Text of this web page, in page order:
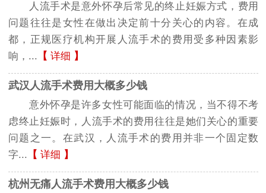
人流手术是意外怀孕后常见的终止妊娠方式，费用
问题往往是女性在做出决定前十分关心的内容。在成
都，正规医疗机构开展人流手术的费用受多种因素影
响，... 【 详细 】
武汉人流手术费用大概多少钱
意外怀孕是许多女性可能面临的情况，当不得不考
虑终止妊娠时，人流手术的费用往往是她们关心的重要
问题之一。在武汉，人流手术的费用并非一个固定数
字... 【 详细 】
杭州无痛人流手术费用大概多少钱